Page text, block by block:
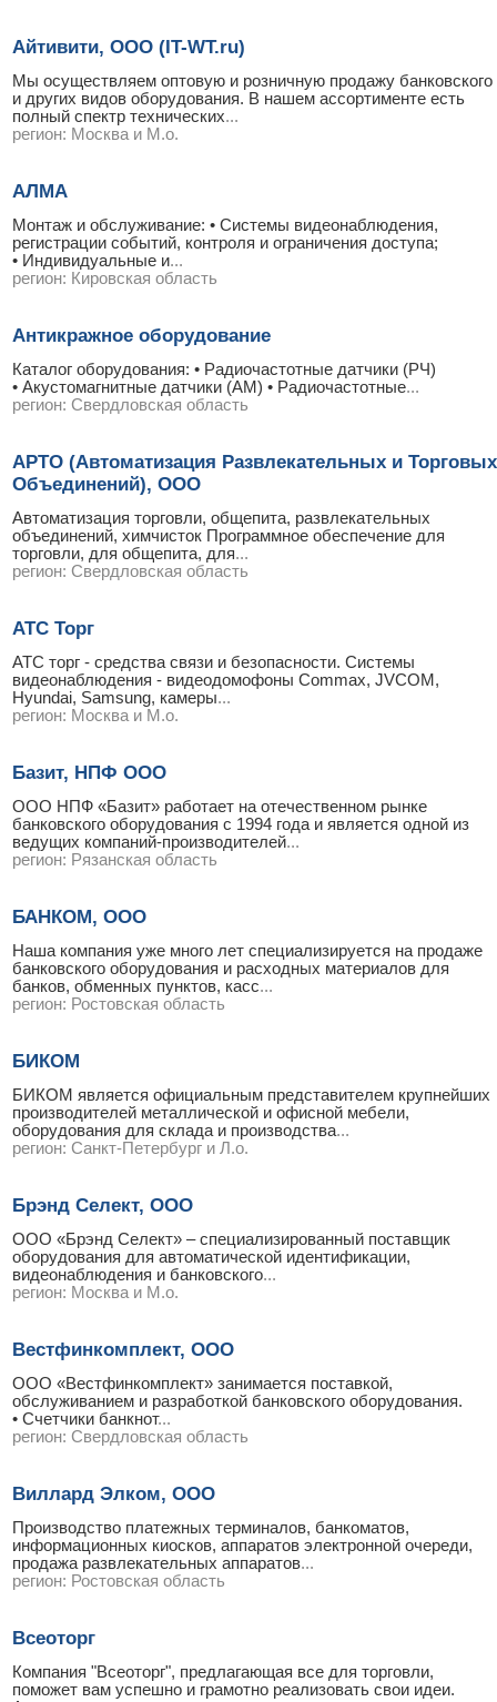
Айтивити, ООО (IT-WT.ru)
Мы осуществляем оптовую и розничную продажу банковского
и других видов оборудования. В нашем ассортименте есть
полный спектр технических...
регион: Москва и М.о.
АЛМА
Монтаж и обслуживание: • Системы видеонаблюдения,
регистрации событий, контроля и ограничения доступа;
• Индивидуальные и...
регион: Кировская область
Антикражное оборудование
Каталог оборудования: • Радиочастотные датчики (РЧ)
• Акустомагнитные датчики (АМ) • Радиочастотные...
регион: Свердловская область
АРТО (Автоматизация Развлекательных и Торговых
Объединений), ООО
Автоматизация торговли, общепита, развлекательных
объединений, химчисток Программное обеспечение для
торговли, для общепита, для...
регион: Свердловская область
АТС Торг
АТС торг - средства связи и безопасности. Системы
видеонаблюдения - видеодомофоны Commax, JVCOM,
Hyundai, Samsung, камеры...
регион: Москва и М.о.
Базит, НПФ ООО
ООО НПФ «Базит» работает на отечественном рынке
банковского оборудования с 1994 года и является одной из
ведущих компаний-производителей...
регион: Рязанская область
БАНКОМ, ООО
Наша компания уже много лет специализируется на продаже
банковского оборудования и расходных материалов для
банков, обменных пунктов, касс...
регион: Ростовская область
БИКОМ
БИКОМ является официальным представителем крупнейших
производителей металлической и офисной мебели,
оборудования для склада и производства...
регион: Санкт-Петербург и Л.о.
Брэнд Селект, ООО
ООО «Брэнд Селект» – специализированный поставщик
оборудования для автоматической идентификации,
видеонаблюдения и банковского...
регион: Москва и М.о.
Вестфинкомплект, ООО
ООО «Вестфинкомплект» занимается поставкой,
обслуживанием и разработкой банковского оборудования.
• Счетчики банкнот...
регион: Свердловская область
Виллард Элком, ООО
Производство платежных терминалов, банкоматов,
информационных киосков, аппаратов электронной очереди,
продажа развлекательных аппаратов...
регион: Ростовская область
Всеоторг
Компания "Всеоторг", предлагающая все для торговли,
поможет вам успешно и грамотно реализовать свои идеи.